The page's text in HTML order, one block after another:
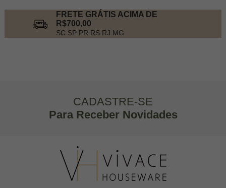
FRETE GRÁTIS ACIMA DE
R$700,00
SC SP PR RS RJ MG
CADASTRE-SE
Para Receber Novidades